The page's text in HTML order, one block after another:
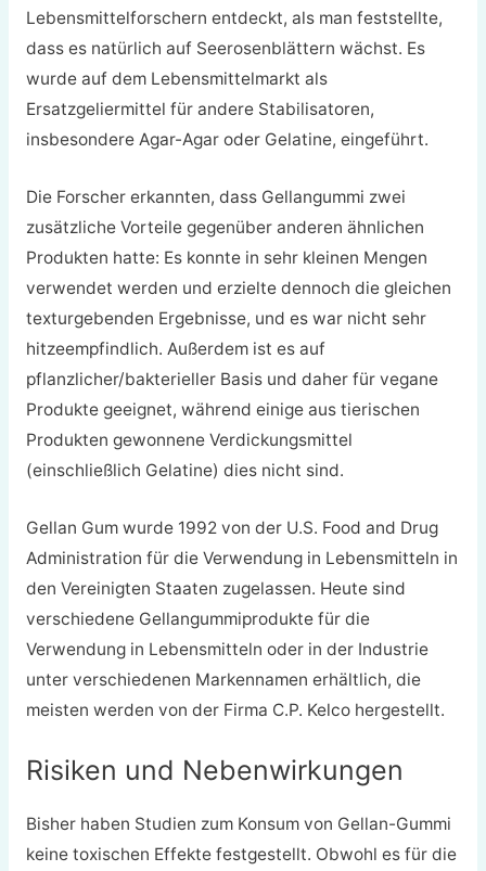
Lebensmittelforschern entdeckt, als man feststellte,
dass es natürlich auf Seerosenblättern wächst. Es
wurde auf dem Lebensmittelmarkt als
Ersatzgeliermittel für andere Stabilisatoren,
insbesondere Agar-Agar oder Gelatine, eingeführt.
Die Forscher erkannten, dass Gellangummi zwei
zusätzliche Vorteile gegenüber anderen ähnlichen
Produkten hatte: Es konnte in sehr kleinen Mengen
verwendet werden und erzielte dennoch die gleichen
texturgebenden Ergebnisse, und es war nicht sehr
hitzeempfindlich. Außerdem ist es auf
pflanzlicher/bakterieller Basis und daher für vegane
Produkte geeignet, während einige aus tierischen
Produkten gewonnene Verdickungsmittel
(einschließlich Gelatine) dies nicht sind.
Gellan Gum wurde 1992 von der U.S. Food and Drug
Administration für die Verwendung in Lebensmitteln in
den Vereinigten Staaten zugelassen. Heute sind
verschiedene Gellangummiprodukte für die
Verwendung in Lebensmitteln oder in der Industrie
unter verschiedenen Markennamen erhältlich, die
meisten werden von der Firma C.P. Kelco hergestellt.
Risiken und Nebenwirkungen
Bisher haben Studien zum Konsum von Gellan-Gummi
keine toxischen Effekte festgestellt. Obwohl es für die